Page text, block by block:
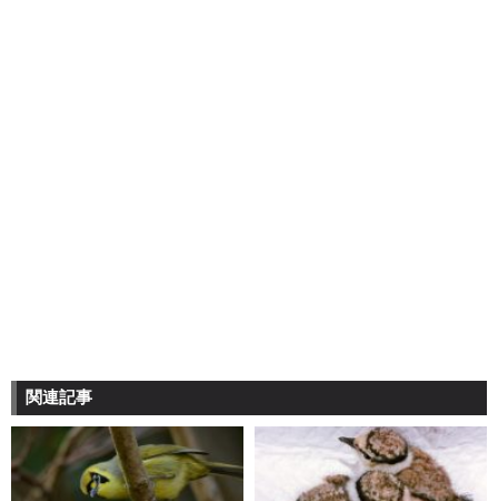
関連記事